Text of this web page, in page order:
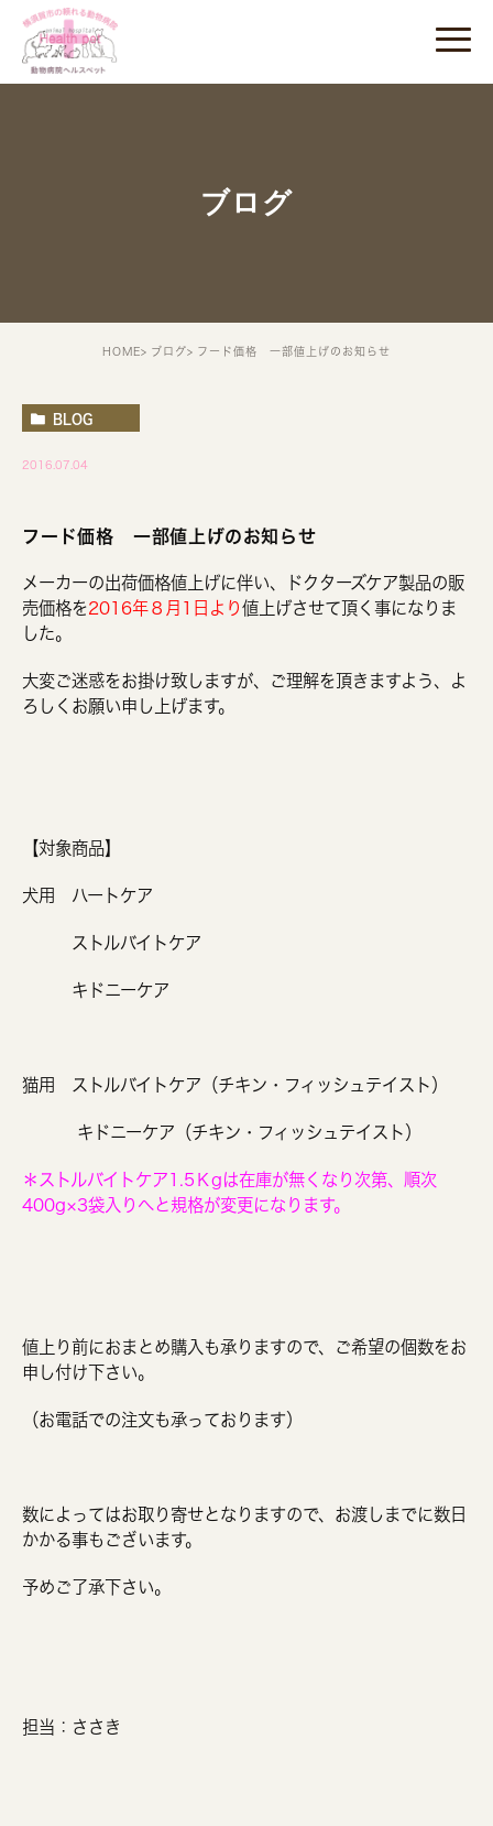
ブログ
HOME ブログ フード価格 一部値上げのお知らせ
BLOG
2016.07.04
フード価格 一部値上げのお知らせ
メーカーの出荷価格値上げに伴い、ドクターズケア製品の販
売価格を2016年８月1日より値上げさせて頂く事になりま
した。
大変ご迷惑をお掛け致しますが、ご理解を頂きますよう、よ
ろしくお願い申し上げます。
【対象商品】
犬用 ハートケア
ストルバイトケア
キドニーケア
猫用 ストルバイトケア（チキン・フィッシュテイスト）
キドニーケア（チキン・フィッシュテイスト）
＊ストルバイトケア1.5Ｋgは在庫が無くなり次第、順次
400g×3袋入りへと規格が変更になります。
値上り前におまとめ購入も承りますので、ご希望の個数をお
申し付け下さい。
（お電話での注文も承っております）
数によってはお取り寄せとなりますので、お渡しまでに数日
かかる事もございます。
予めご了承下さい。
担当：ささき